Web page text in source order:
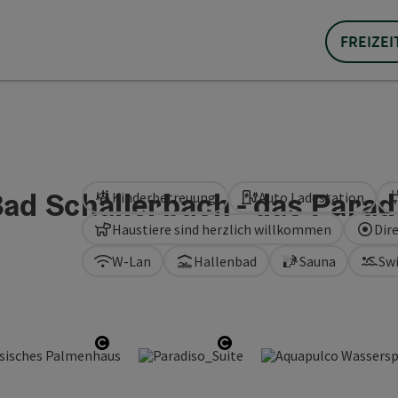
Schallerbach - das
Copyright öffnenCopyright öffnen
W-Lan Hallenbad Sauna
Haustiere sind herzlich willkommen
Kinderbetreuung Auto Ladestation